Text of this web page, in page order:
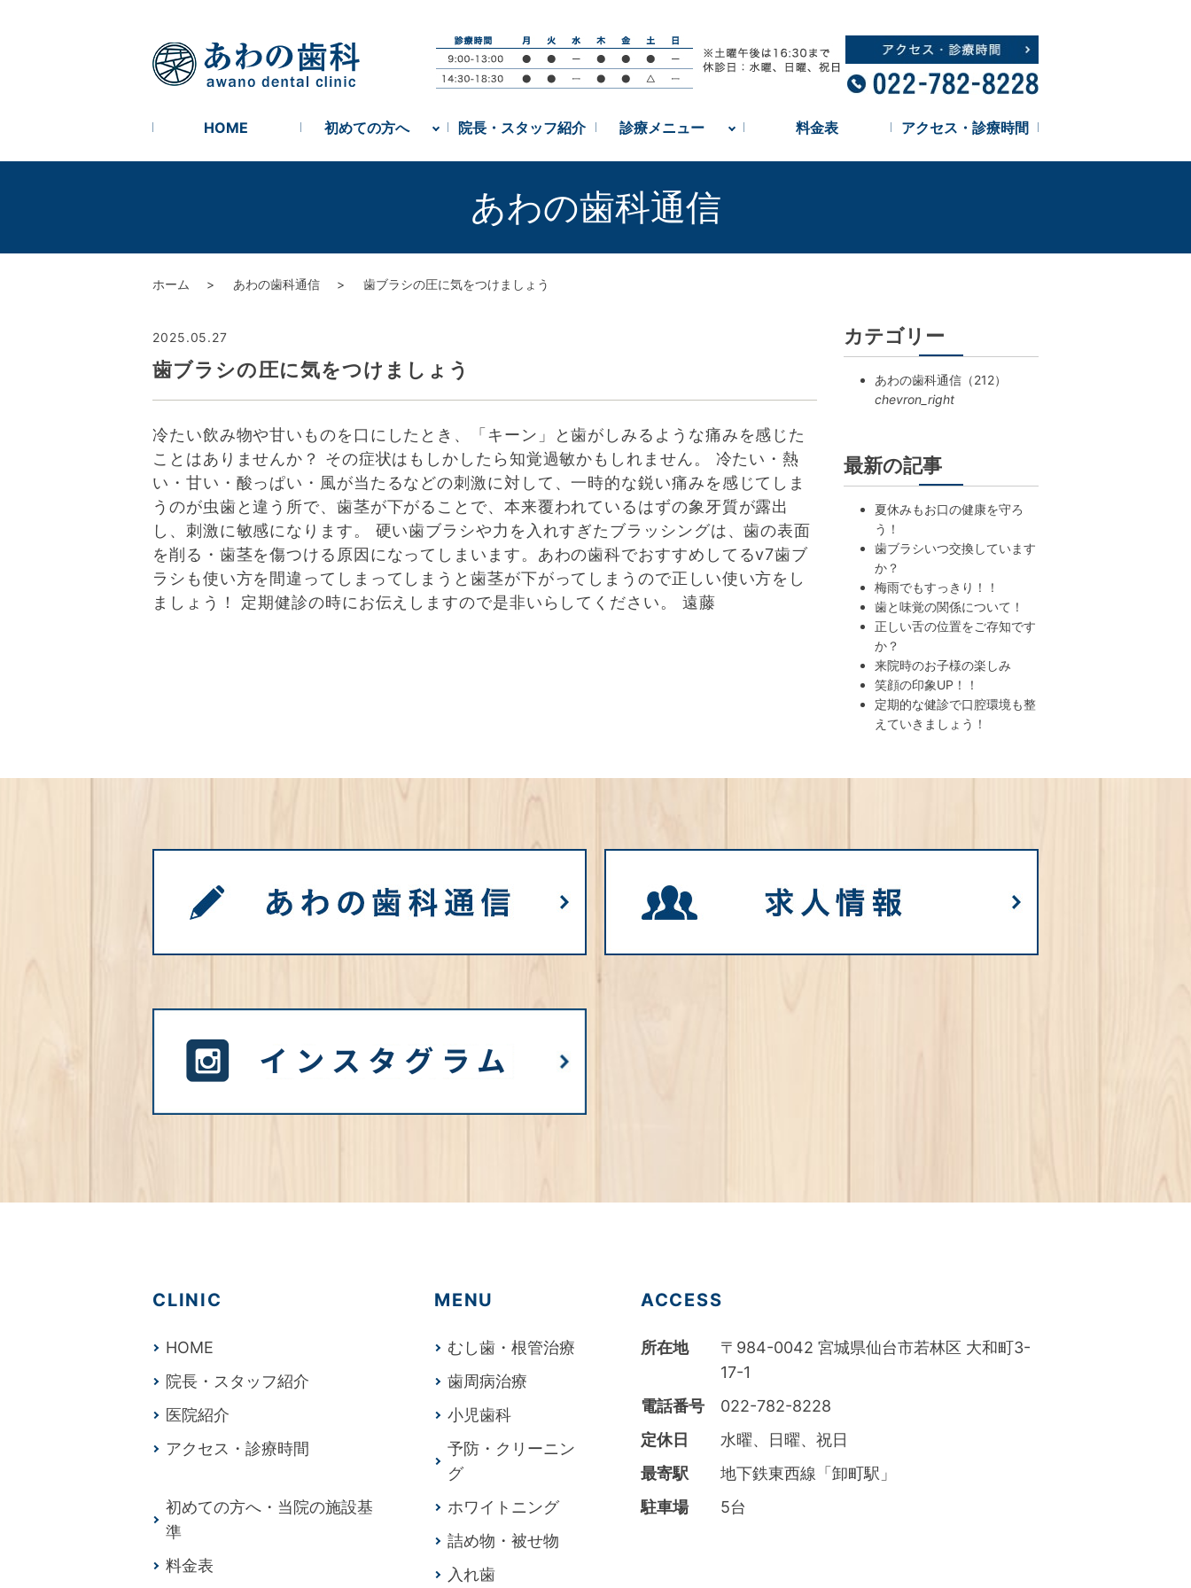
HOME 初めての方へ 院長・スタッフ紹介 診療メニュー 料金表 アクセス・診療時間
あわの歯科通信
ホーム あわの歯科通信 歯ブラシの圧に気をつけましょう
2025.05.27
歯ブラシの圧に気をつけましょう
冷たい飲み物や甘いものを口にしたとき、「キーン」と歯がしみるような痛みを感じた
ことはありませんか？ その症状はもしかしたら知覚過敏かもしれません。 冷たい・熱
い・甘い・酸っぱい・風が当たるなどの刺激に対して、一時的な鋭い痛みを感じてしま
うのが虫歯と違う所で、歯茎が下がることで、本来覆われているはずの象牙質が露出
し、刺激に敏感になります。 硬い歯ブラシや力を入れすぎたブラッシングは、歯の表面
を削る・歯茎を傷つける原因になってしまいます。あわの歯科でおすすめしてるv7歯ブ
ラシも使い方を間違ってしまってしまうと歯茎が下がってしまうので正しい使い方をし
ましょう！ 定期健診の時にお伝えしますので是非いらしてください。 遠藤
カテゴリー
あわの歯科通信（212）
chevron_right
最新の記事
夏休みもお口の健康を守ろ
う！
歯ブラシいつ交換しています
か？
梅雨でもすっきり！！
歯と味覚の関係について！
正しい舌の位置をご存知です
か？
来院時のお子様の楽しみ
笑顔の印象UP！！
定期的な健診で口腔環境も整
えていきましょう！
CLINIC
HOME
院長・スタッフ紹介
医院紹介
アクセス・診療時間
初めての方へ・当院の施設基
準
料金表
MENU
むし歯・根管治療
歯周病治療
小児歯科
予防・クリーニン
グ
ホワイトニング
詰め物・被せ物
入れ歯
ACCESS
所在地 〒984-0042 宮城県仙台市若林区 大和町3-
17-1
電話番号
022-782-8228
定休日
水曜、日曜、祝日
最寄駅
地下鉄東西線「卸町駅」
駐車場
5台